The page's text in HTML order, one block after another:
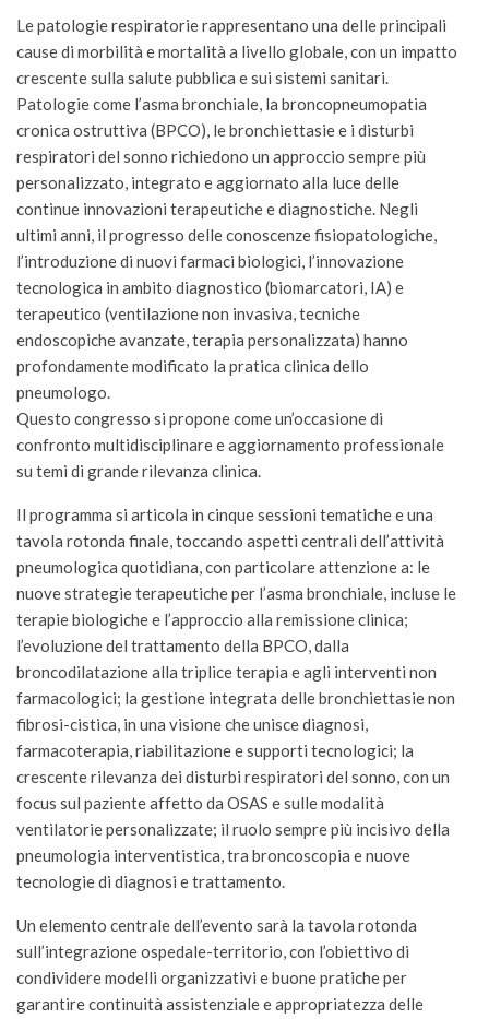
Le patologie respiratorie rappresentano una delle principali
cause di morbilità e mortalità a livello globale, con un impatto
crescente sulla salute pubblica e sui sistemi sanitari.
Patologie come l’asma bronchiale, la broncopneumopatia
cronica ostruttiva (BPCO), le bronchiettasie e i disturbi
respiratori del sonno richiedono un approccio sempre più
personalizzato, integrato e aggiornato alla luce delle
continue innovazioni terapeutiche e diagnostiche. Negli
ultimi anni, il progresso delle conoscenze fisiopatologiche,
l’introduzione di nuovi farmaci biologici, l’innovazione
tecnologica in ambito diagnostico (biomarcatori, IA) e
terapeutico (ventilazione non invasiva, tecniche
endoscopiche avanzate, terapia personalizzata) hanno
profondamente modificato la pratica clinica dello
pneumologo.
Questo congresso si propone come un’occasione di
confronto multidisciplinare e aggiornamento professionale
su temi di grande rilevanza clinica.
Il programma si articola in cinque sessioni tematiche e una
tavola rotonda finale, toccando aspetti centrali dell’attività
pneumologica quotidiana, con particolare attenzione a: le
nuove strategie terapeutiche per l’asma bronchiale, incluse le
terapie biologiche e l’approccio alla remissione clinica;
l’evoluzione del trattamento della BPCO, dalla
broncodilatazione alla triplice terapia e agli interventi non
farmacologici; la gestione integrata delle bronchiettasie non
fibrosi-cistica, in una visione che unisce diagnosi,
farmacoterapia, riabilitazione e supporti tecnologici; la
crescente rilevanza dei disturbi respiratori del sonno, con un
focus sul paziente affetto da OSAS e sulle modalità
ventilatorie personalizzate; il ruolo sempre più incisivo della
pneumologia interventistica, tra broncoscopia e nuove
tecnologie di diagnosi e trattamento.
Un elemento centrale dell’evento sarà la tavola rotonda
sull’integrazione ospedale-territorio, con l’obiettivo di
condividere modelli organizzativi e buone pratiche per
garantire continuità assistenziale e appropriatezza delle